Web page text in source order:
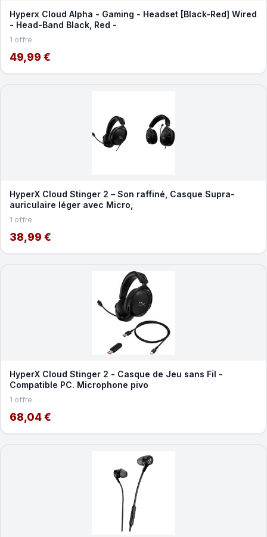
Hyperx Cloud Alpha - Gaming - Headset [Black-Red] Wired
- Head-Band Black, Red -
1 offre
49,99 €
HyperX Cloud Stinger 2 – Son raffiné, Casque Supra-
auriculaire léger avec Micro,
1 offre
38,99 €
HyperX Cloud Stinger 2 - Casque de Jeu sans Fil -
Compatible PC. Microphone pivo
1 offre
68,04 €